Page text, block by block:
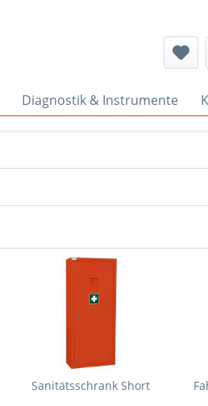
Diagnostik & Instrumente
Sanitätsschrank Short